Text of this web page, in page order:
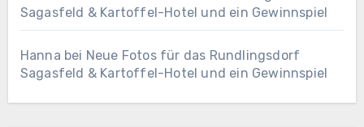
Sagasfeld & Kartoffel-Hotel und ein Gewinnspiel
Hanna bei Neue Fotos für das Rundlingsdorf
Sagasfeld & Kartoffel-Hotel und ein Gewinnspiel